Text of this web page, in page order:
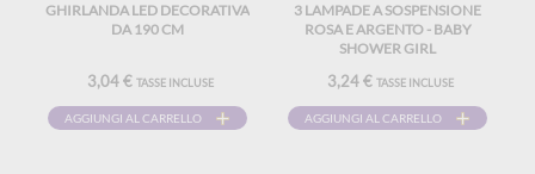
GHIRLANDA LED DECORATIVA
DA 190 CM
3,04 € TASSE INCLUSE
AGGIUNGI AL CARRELLO
3 LAMPADE A SOSPENSIONE
ROSA E ARGENTO - BABY
SHOWER GIRL
3,24 € TASSE INCLUSE
AGGIUNGI AL CARRELLO